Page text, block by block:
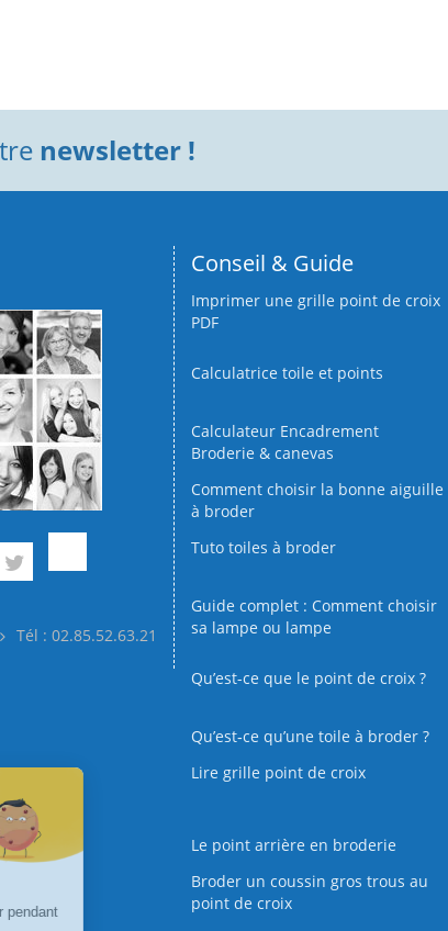
newsletter !
Tél : 02.85.52.63.21
Conseil & Guide
Imprimer une grille point de croix
PDF
Calculatrice toile et points
Calculateur Encadrement
Broderie & canevas
Comment choisir la bonne aiguille
à broder
Tuto toiles à broder
Guide complet : Comment choisir
sa lampe ou lampe
Qu’est-ce que le point de croix ?
Qu’est‑ce qu’une toile à broder ?
Lire grille point de croix
Le point arrière en broderie
Broder un coussin gros trous au
point de croix